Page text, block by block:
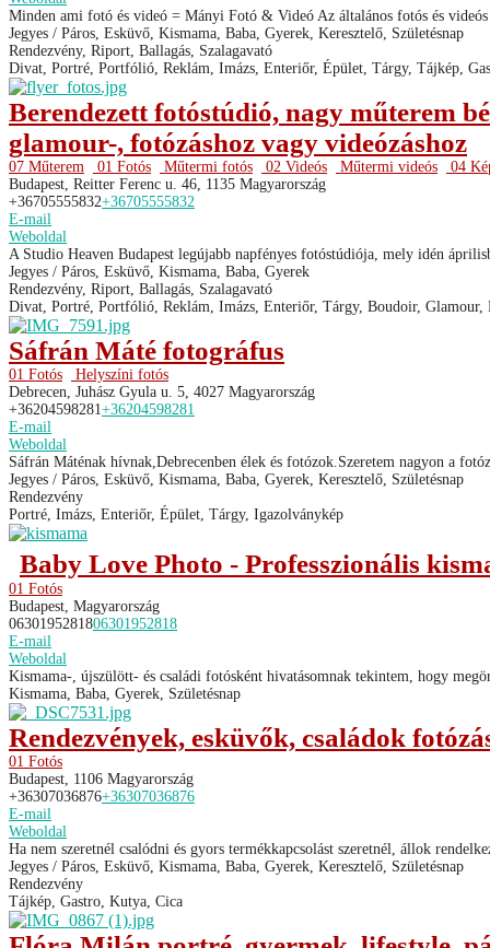
Minden ami fotó és videó = Mányi Fotó & Videó Az általános fotós és videós
Jegyes / Páros, Esküvő, Kismama, Baba, Gyerek, Keresztelő, Születésnap
Rendezvény, Riport, Ballagás, Szalagavató
Divat, Portré, Portfólió, Reklám, Imázs, Enteriőr, Épület, Tárgy, Tájkép,
Berendezett fotóstúdió, nagy műterem
glamour-, fotózáshoz vagy videózáshoz
07 Műterem 01 Fotós Műtermi fotós 02 Videós Műtermi videós
04
Budapest, Reitter Ferenc u. 46, 1135 Magyarország
+36705555832+36705555832
E-mail
Weboldal
A Studio Heaven Budapest legújabb napfényes fotóstúdiója, mely idén
Jegyes / Páros, Esküvő, Kismama, Baba, Gyerek
Rendezvény, Riport, Ballagás, Szalagavató
Divat, Portré, Portfólió, Reklám, Imázs, Enteriőr, Tárgy, Boudoir,
Sáfrán Máté fotográfus
01 Fotós
Helyszíni fotós
Debrecen, Juhász Gyula u. 5, 4027 Magyarország
+36204598281 +36204598281
E-mail
Weboldal
Sáfrán Máténak hívnak,Debrecenben élek és fotózok.Szeretem nagyon a
Jegyes / Páros, Esküvő, Kismama, Baba, Gyerek, Keresztelő, Születésnap
Rendezvény
Portré, Imázs, Enteriőr, Épület, Tárgy, Igazolványkép
Baby Love Photo - Professzionális
01 Fotós
Budapest, Magyarország
0630195281806301952818
E-mail
Weboldal
Kismama-, újszülött- és családi fotósként hivatásomnak tekintem, hogy
Kismama, Baba, Gyerek, Születésnap
Rendezvények, esküvők, családok
01 Fotós
Budapest, 1106 Magyarország
+36307036876+36307036876
E-mail
Weboldal
Ha nem szeretnél csalódni és gyors termékkapcsolást szeretnél, állok
Jegyes / Páros, Esküvő, Kismama, Baba, Gyerek, Keresztelő, Születésnap
Rendezvény
Tájkép, Gastro, Kutya, Cica